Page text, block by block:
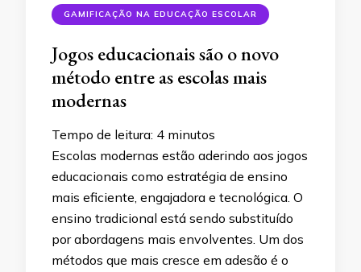
GAMIFICAÇÃO NA EDUCAÇÃO ESCOLAR
Jogos educacionais são o novo
método entre as escolas mais
modernas
Tempo de leitura: 4 minutos
Escolas modernas estão aderindo aos jogos
educacionais como estratégia de ensino
mais eficiente, engajadora e tecnológica. O
ensino tradicional está sendo substituído
por abordagens mais envolventes. Um dos
métodos que mais cresce em adesão é o